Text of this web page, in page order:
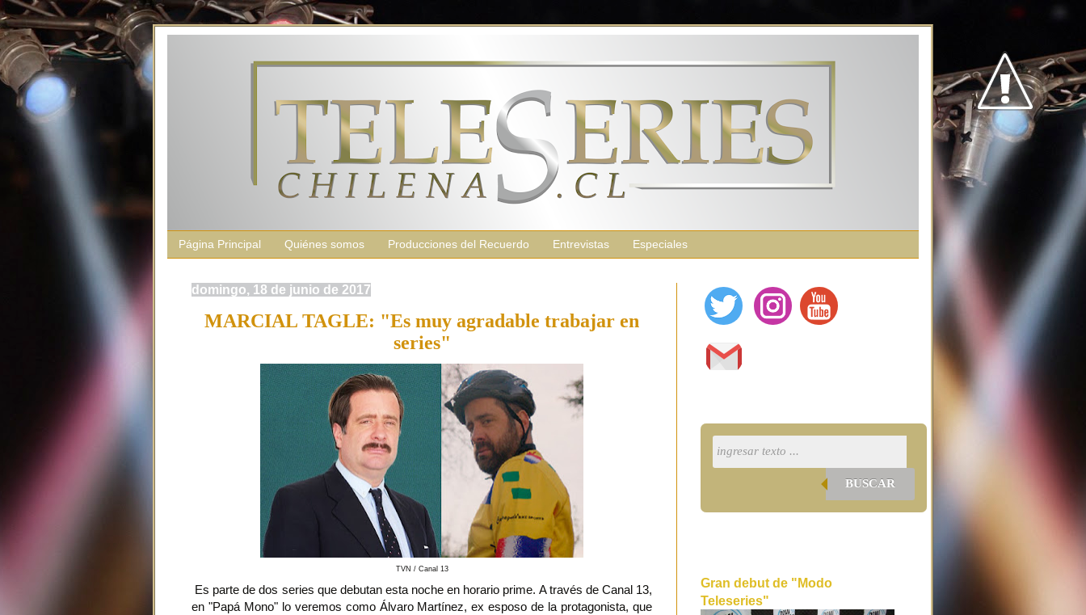
Página Principal Quiénes somos Producciones del Recuerdo Entrevistas Especiales
domingo, 18 de junio de 2017
MARCIAL TAGLE: "Es muy agradable trabajar en
series"
TVN / Canal 13
Es parte de dos series que debutan esta noche en horario prime. A través de Canal 13,
en "Papá Mono" lo veremos como Álvaro Martínez, ex esposo de la protagonista, que
BUSCAR
Gran debut de "Modo
Teleseries"